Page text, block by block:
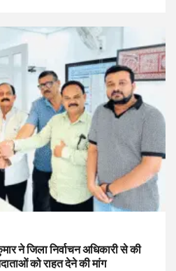
ने जिला निर्वाचन अधिकारी से की
को राहत देने की मांग